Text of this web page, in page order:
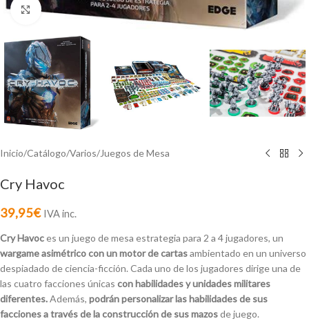
Click to enlarge
Inicio/Catálogo/Varios/Juegos de Mesa
Cry Havoc
39,95€ IVA inc.
Cry Havoces un juego de mesa estrategia para 2 a 4 jugadores, un
wargame asimétrico con un motor de cartasambientado en un universo
despiadado de ciencia-ficción. Cada uno de los jugadores dirige una de
las cuatro facciones únicas con habilidades y unidades militares
diferentes.Además, podrán personalizar las habilidades de sus
facciones a través de la construcción de sus mazosde juego.